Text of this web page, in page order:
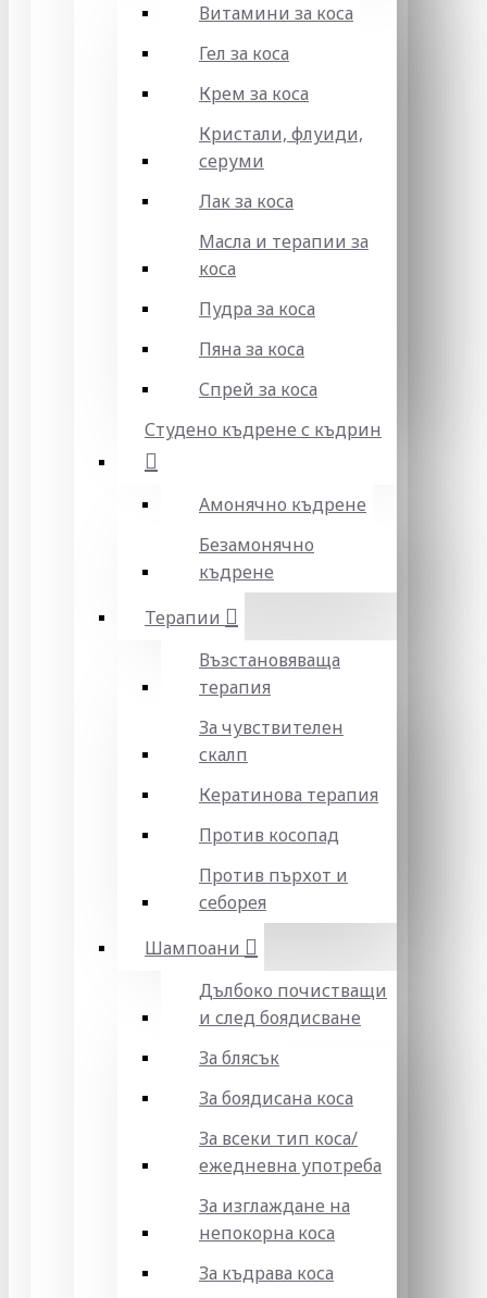
Витамини за коса
Гел за коса
Крем за коса
Кристали, флуиди,
серуми
Лак за коса
Масла и терапии за
коса
Пудра за коса
Пяна за коса
Спрей за коса
Студено къдрене с къдрин
Амонячно къдрене
Безамонячно
къдрене
Терапии
Възстановяваща
терапия
За чувствителен
скалп
Кератинова терапия
Против косопад
Против пърхот и
себорея
Шампоани
Дълбоко почистващи
и след боядисване
За блясък
За боядисана коса
За всеки тип коса/
ежедневна употреба
За изглаждане на
непокорна коса
За къдрава коса